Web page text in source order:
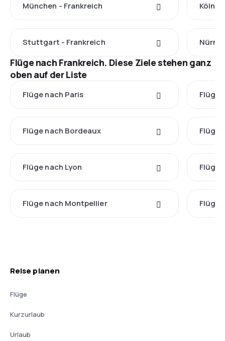
München - Frankreich Köln -
Stuttgart - Frankreich
Flüge nach Frankreich. Diese Ziele stehen ganz
oben auf der Liste
Flüge nach Paris Flüge
Flüge nach Bordeaux Flüge
Flüge nach Lyon Flüge
Flüge nach Montpellier Flüge
Reise planen
Flüge
Kurzurlaub
Urlaub